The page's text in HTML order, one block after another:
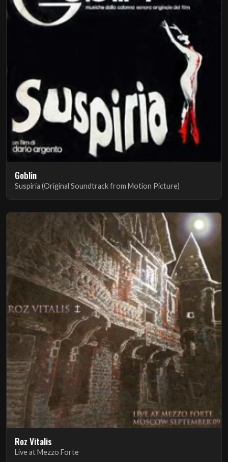
Goblin
Suspiria (Original Soundtrack from Motion Picture)
Roz Vitalis
Live at Mezzo Forte